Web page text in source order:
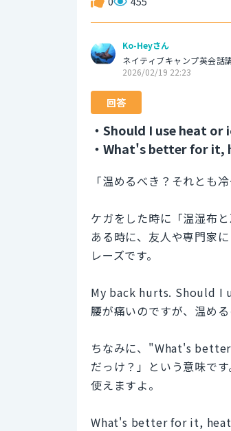
Ko-Heyさん
ネイティブキャンプ英会話
2026/02/19 22:23
回答
・Should I use heat or
・What's better for it,
「温めるべき？それとも
ケガをした時に「温湿布
ある時に、友人や専門家
レーズです。
My back hurts. Should I
腰が痛いのですが、温め
ちなみに、"What's
だっけ？」という意味で
使えますよ。
What's better for it,